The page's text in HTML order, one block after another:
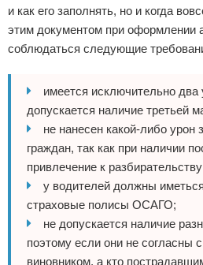
и как его заполнять, но и когда
этим документом при оформлении
соблюдаться следующие
имеется исключительно два
допускается наличие третьей
не нанесен какой-либо урон
граждан, так как при наличии
привлечение к
у водителей должны
страховые полисы ОСАГО;
не допускается наличие
поэтому если они не согласны
виновником, а кто